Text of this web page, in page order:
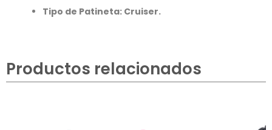
Tipo de Patineta: Cruiser.
Productos relacionados